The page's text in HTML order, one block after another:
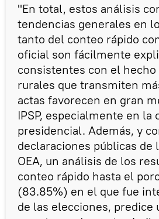
"En total, estos análisis
tendencias generales en
tanto del conteo rápido
oficial son fácilmente
consistentes con el hecho
rurales que transmiten
actas favorecen en gran
IPSP, especialmente en la
presidencial. Además, y
declaraciones públicas de
OEA, un análisis de los
conteo rápido hasta el
(83.85%) en el que fue
de las elecciones, predice